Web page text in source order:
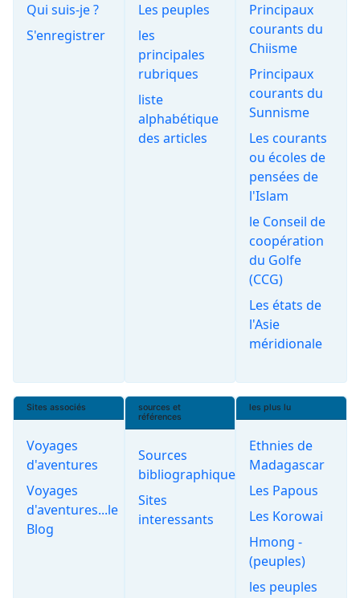
Qui suis-je ?
S'enregistrer
Les peuples
les
principales
rubriques
liste
alphabétique
des articles
Principaux
courants du
Chiisme
Principaux
courants du
Sunnisme
Les courants
ou écoles de
pensées de
l'Islam
le Conseil de
coopération
du Golfe
(CCG)
Les états de
l'Asie
méridionale
Sites associés
Voyages
d'aventures
Voyages
d'aventures...le
Blog
sources et
références
Sources
bibliographiques
Sites
interessants
les plus lu
Ethnies de
Madagascar
Les Papous
Les Korowai
Hmong -
(peuples)
les peuples